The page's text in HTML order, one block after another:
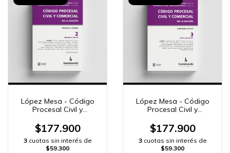
López Mesa - Código
Procesal Civil y
$177.900
3 cuotas sin interés de
$59.300
López Mesa - Código
Procesal Civil y
$177.900
3 cuotas sin interés de
$59.300